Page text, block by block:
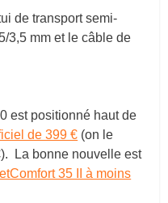
de transport semi-
3,5 mm et le câble de
est positionné haut de
de 399 € (on le
).
La bonne nouvelle est
35 II à moins